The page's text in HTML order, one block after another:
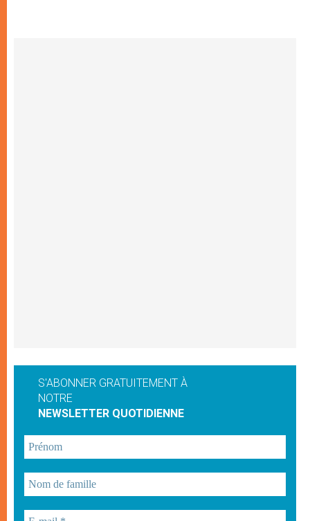
S'ABONNER GRATUITEMENT À
NOTRE
NEWSLETTER QUOTIDIENNE